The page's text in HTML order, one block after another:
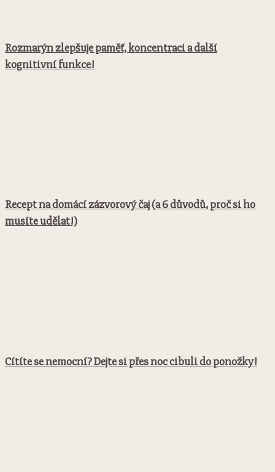
Rozmarýn zlepšuje paměť, koncentraci a další
kognitivní funkce!
Recept na domácí zázvorový čaj (a 6 důvodů, proč si ho
musíte udělat!)
Cítíte se nemocní? Dejte si přes noc cibuli do ponožky!